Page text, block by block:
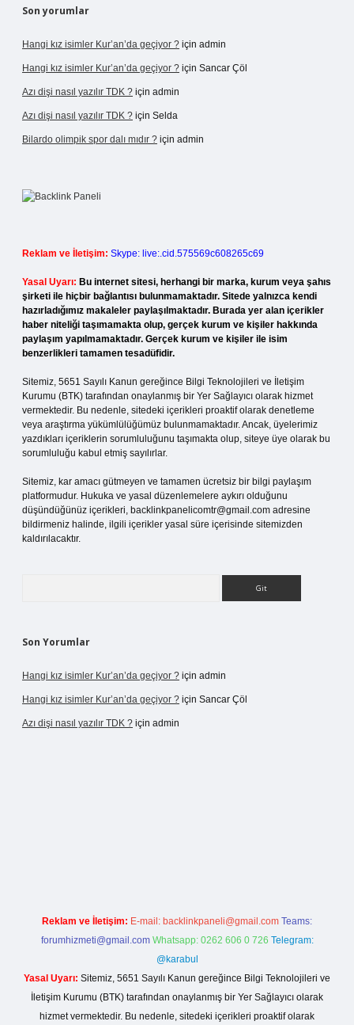
Son yorumlar
Hangi kız isimler Kur’an’da geçiyor ? için admin
Hangi kız isimler Kur’an’da geçiyor ? için Sancar Çöl
Azı dişi nasıl yazılır TDK ? için admin
Azı dişi nasıl yazılır TDK ? için Selda
Bilardo olimpik spor dalı mıdır ? için admin
Reklam ve İletişim: Skype: live:.cid.575569c608265c69
Yasal Uyarı: Bu internet sitesi, herhangi bir marka, kurum veya şahıs
şirketi ile hiçbir bağlantısı bulunmamaktadır. Sitede yalnızca kendi
hazırladığımız makaleler paylaşılmaktadır. Burada yer alan içerikler
haber niteliği taşımamakta olup, gerçek kurum ve kişiler hakkında
paylaşım yapılmamaktadır. Gerçek kurum ve kişiler ile isim
benzerlikleri tamamen tesadüfidir.
Sitemiz, 5651 Sayılı Kanun gereğince Bilgi Teknolojileri ve İletişim
Kurumu (BTK) tarafından onaylanmış bir Yer Sağlayıcı olarak hizmet
vermektedir. Bu nedenle, sitedeki içerikleri proaktif olarak denetleme
veya araştırma yükümlülüğümüz bulunmamaktadır. Ancak, üyelerimiz
yazdıkları içeriklerin sorumluluğunu taşımakta olup, siteye üye olarak bu
sorumluluğu kabul etmiş sayılırlar.
Sitemiz, kar amacı gütmeyen ve tamamen ücretsiz bir bilgi paylaşım
platformudur. Hukuka ve yasal düzenlemelere aykırı olduğunu
düşündüğünüz içerikleri, backlinkpanelicomtr@gmail.com adresine
bildirmeniz halinde, ilgili içerikler yasal süre içerisinde sitemizden
kaldırılacaktır.
Son Yorumlar
Hangi kız isimler Kur’an’da geçiyor ? için admin
Hangi kız isimler Kur’an’da geçiyor ? için Sancar Çöl
Azı dişi nasıl yazılır TDK ? için admin
Reklam ve İletişim: E-mail: backlinkpaneli@gmail.com Teams:
forumhizmeti@gmail.com Whatsapp: 0262 606 0 726 Telegram:
@karabul
Yasal Uyarı: Sitemiz, 5651 Sayılı Kanun gereğince Bilgi Teknolojileri ve
İletişim Kurumu (BTK) tarafından onaylanmış bir Yer Sağlayıcı olarak
hizmet vermektedir. Bu nedenle, sitedeki içerikleri proaktif olarak